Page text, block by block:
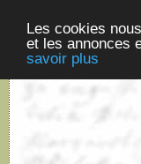
Les cookies
et les annonces
savoir plus